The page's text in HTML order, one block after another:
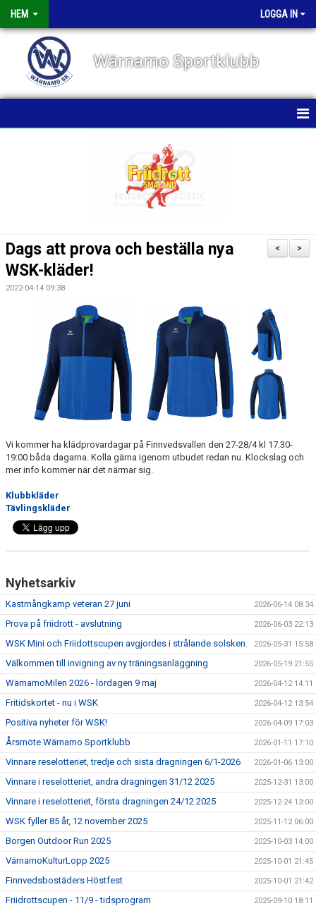
HEM LOGGA IN
Wärnamo Sportklubb
KALENDER
MEDLEMSANSÖKAN/PROVA-PÅ
MEDLEMSAVGIFTER
RESULTAT/STATISTIK
SPONSORSIDAN
>
<
Dags att prova och beställa nya
WSK-kläder!
2022-04-14 09:38
Vi kommer ha klädprovardagar på Finnvedsvallen den 27-28/4 kl 17.30-
19:00 båda dagarna. Kolla gärna igenom utbudet redan nu. Klockslag och
mer info kommer när det närmar sig.
Klubbkläder
Tävlingskläder
Nyhetsarkiv
Kastmångkamp veteran 27 juni 2026-06-14 08:34
Prova på friidrott - avslutning 2026-06-03 22:13
WSK Mini och Friidottscupen avgjordes i strålande solsken. 2026-05-31 15:58
Välkommen till invigning av ny träningsanläggning 2026-05-19 21:55
WärnamoMilen 2026 - lördagen 9 maj 2026-04-12 14:11
Fritidskortet - nu i WSK 2026-04-12 13:54
Positiva nyheter för WSK! 2026-04-09 17:03
Årsmöte Wärnamo Sportklubb 2026-01-11 17:10
Vinnare reselotteriet, tredje och sista dragningen 6/1-2026 2026-01-06 13:00
Vinnare i reselotteriet, andra dragningen 31/12 2025 2025-12-31 13:00
Vinnare i reselotteriet, första dragningen 24/12 2025 2025-12-24 13:00
WSK fyller 85 år, 12 november 2025 2025-11-12 06:00
Borgen Outdoor Run 2025 2025-10-03 14:00
VärnamoKulturLopp 2025 2025-10-01 21:45
Finnvedsbostäders Höstfest 2025-10-01 21:42
Friidrottscupen - 11/9 - tidsprogram 2025-09-10 18:11